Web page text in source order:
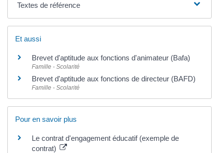
Textes de référence
Et aussi
Brevet d'aptitude aux fonctions d'animateur (Bafa)
Famille - Scolarité
Brevet d'aptitude aux fonctions de directeur (BAFD)
Famille - Scolarité
Pour en savoir plus
Le contrat d'engagement éducatif (exemple de
contrat)